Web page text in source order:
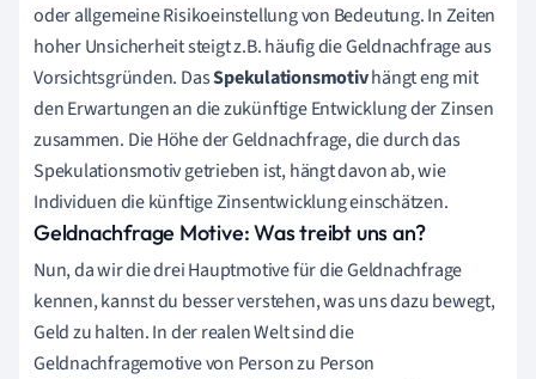
oder allgemeine Risikoeinstellung von Bedeutung. In Zeiten
hoher Unsicherheit steigt z.B. häufig die Geldnachfrage aus
Vorsichtsgründen. DasSpekulationsmotivhängt eng mit
den Erwartungen an die zukünftige Entwicklung der Zinsen
zusammen. Die Höhe der Geldnachfrage, die durch das
Spekulationsmotiv getrieben ist, hängt davon ab, wie
Individuen die künftige Zinsentwicklung einschätzen.
Geldnachfrage Motive: Was treibt uns an?
Nun, da wir die drei Hauptmotive für die Geldnachfrage
kennen, kannst du besser verstehen, was uns dazu bewegt,
Geld zu halten. In der realen Welt sind die
Geldnachfragemotive von Person zu Person